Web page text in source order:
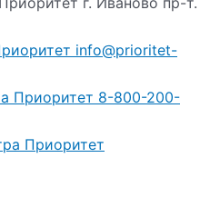
info@prioritet-
8-800-200-